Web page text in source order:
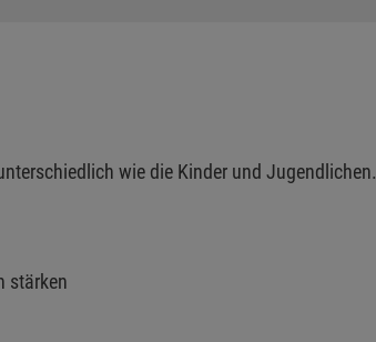
wie die Kinder und Jugendlichen.
stärken